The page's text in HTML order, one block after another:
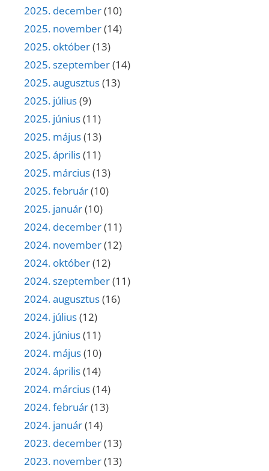
2025. december(10)
2025. november(14)
2025. október(13)
2025. szeptember(14)
2025. augusztus(13)
2025. július(9)
2025. június(11)
2025. május(13)
2025. április(11)
2025. március(13)
2025. február(10)
2025. január(10)
2024. december(11)
2024. november(12)
2024. október(12)
2024. szeptember(11)
2024. augusztus(16)
2024. július(12)
2024. június(11)
2024. május(10)
2024. április(14)
2024. március(14)
2024. február(13)
2024. január(14)
2023. december(13)
2023. november(13)